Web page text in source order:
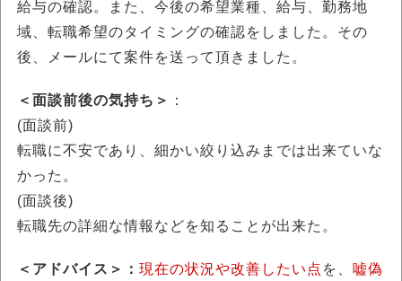
給与の確認。また、今後の希望業種、給与、勤務地
域、転職希望のタイミングの確認をしました。その
後、メールにて案件を送って頂きました。
＜面談前後の気持ち＞
：
(面談前)
転職に不安であり、細かい絞り込みまでは出来ていな
かった。
(面談後)
転職先の詳細な情報などを知ることが出来た。
＜アドバイス＞： 現在の状況や改善したい点 を、 嘘偽